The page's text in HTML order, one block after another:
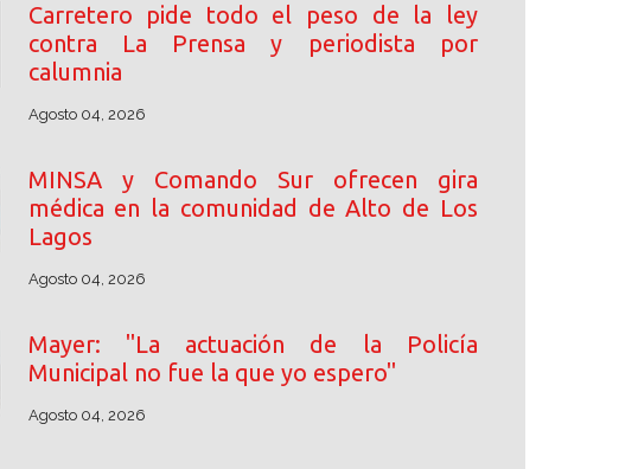
Carretero pide todo el peso de la ley
contra La Prensa y periodista por
calumnia
Agosto 04, 2026
MINSA y Comando Sur ofrecen gira
médica en la comunidad de Alto de Los
Lagos
Agosto 04, 2026
Mayer: "La actuación de la Policía
Municipal no fue la que yo espero"
Agosto 04, 2026